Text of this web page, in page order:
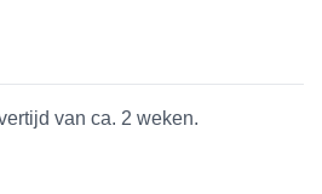
van ca. 2 weken.